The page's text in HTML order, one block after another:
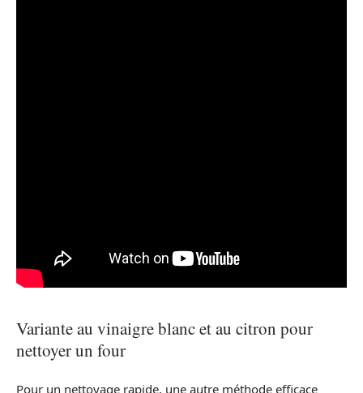
Variante au vinaigre blanc et au citron pour
nettoyer un four
Pour un nettoyage rapide, une autre méthode efficace